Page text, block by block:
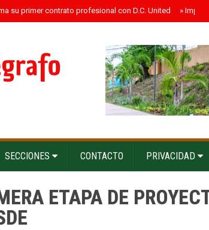
su primer contrato profesional con D.C. United »
SECCIONES CONTACTO PRIVACIDAD
ETAPA DE